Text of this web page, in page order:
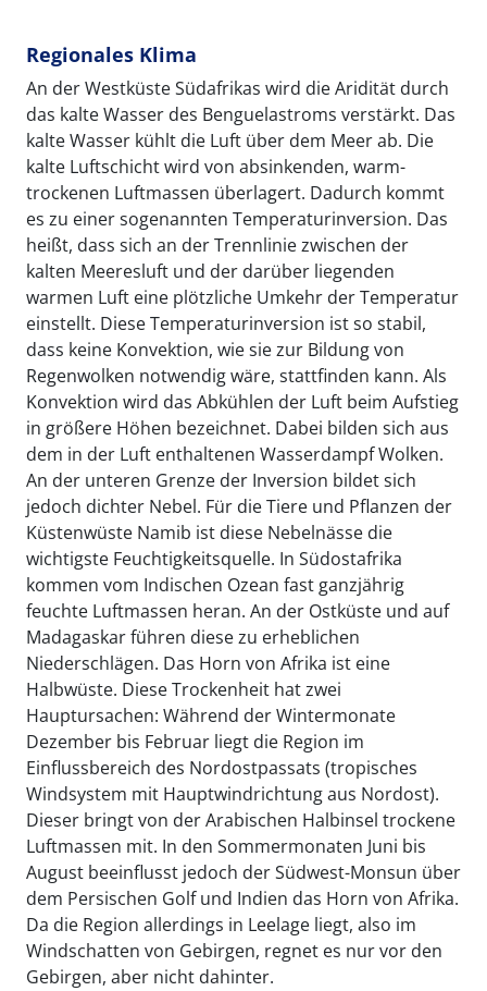
Regionales Klima
An der Westküste Südafrikas wird die Aridität durch
das kalte Wasser des Benguelastroms verstärkt. Das
kalte Wasser kühlt die Luft über dem Meer ab. Die
kalte Luftschicht wird von absinkenden, warm-
trockenen Luftmassen überlagert. Dadurch kommt
es zu einer sogenannten Temperaturinversion. Das
heißt, dass sich an der Trennlinie zwischen der
kalten Meeresluft und der darüber liegenden
warmen Luft eine plötzliche Umkehr der Temperatur
einstellt. Diese Temperaturinversion ist so stabil,
dass keine Konvektion, wie sie zur Bildung von
Regenwolken notwendig wäre, stattfinden kann. Als
Konvektion wird das Abkühlen der Luft beim Aufstieg
in größere Höhen bezeichnet. Dabei bilden sich aus
dem in der Luft enthaltenen Wasserdampf Wolken.
An der unteren Grenze der Inversion bildet sich
jedoch dichter Nebel. Für die Tiere und Pflanzen der
Küstenwüste Namib ist diese Nebelnässe die
wichtigste Feuchtigkeitsquelle. In Südostafrika
kommen vom Indischen Ozean fast ganzjährig
feuchte Luftmassen heran. An der Ostküste und auf
Madagaskar führen diese zu erheblichen
Niederschlägen. Das Horn von Afrika ist eine
Halbwüste. Diese Trockenheit hat zwei
Hauptursachen: Während der Wintermonate
Dezember bis Februar liegt die Region im
Einflussbereich des Nordostpassats (tropisches
Windsystem mit Hauptwindrichtung aus Nordost).
Dieser bringt von der Arabischen Halbinsel trockene
Luftmassen mit. In den Sommermonaten Juni bis
August beeinflusst jedoch der Südwest-Monsun über
dem Persischen Golf und Indien das Horn von Afrika.
Da die Region allerdings in Leelage liegt, also im
Windschatten von Gebirgen, regnet es nur vor den
Gebirgen, aber nicht dahinter.